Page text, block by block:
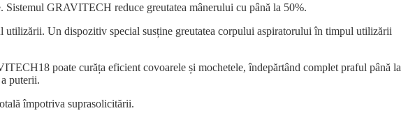
GRAVITECH reduce greutatea mânerului cu până la 50%.
Un dispozitiv special susține greutatea corpului aspiratorului în timpul utilizării
poate curăța eficient covoarele și mochetele, îndepărtând complet praful până la
puterii.
împotriva suprasolicitării.